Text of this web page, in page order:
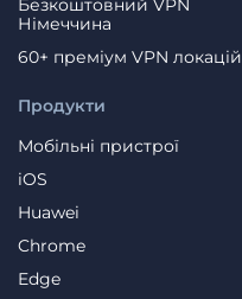
Продукти
Мобільні пристрої
iOS
Huawei
Chrome
Edge
Безкоштовний VPN
Німеччина
60+ преміум VPN локацій